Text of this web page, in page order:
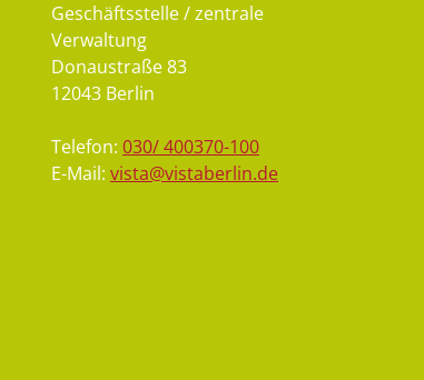
Geschäftsstelle / zentrale
Verwaltung
Donaustraße 83
12043 Berlin
Telefon: 030/ 400370-100
E-Mail: vista@vistaberlin.de